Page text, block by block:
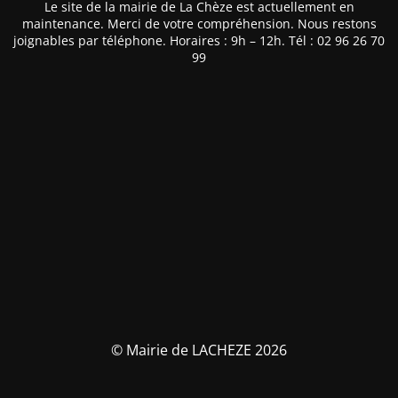
Le site de la mairie de La Chèze est actuellement en
maintenance. Merci de votre compréhension. Nous restons
joignables par téléphone. Horaires : 9h – 12h. Tél : 02 96 26 70
99
© Mairie de LACHEZE 2026